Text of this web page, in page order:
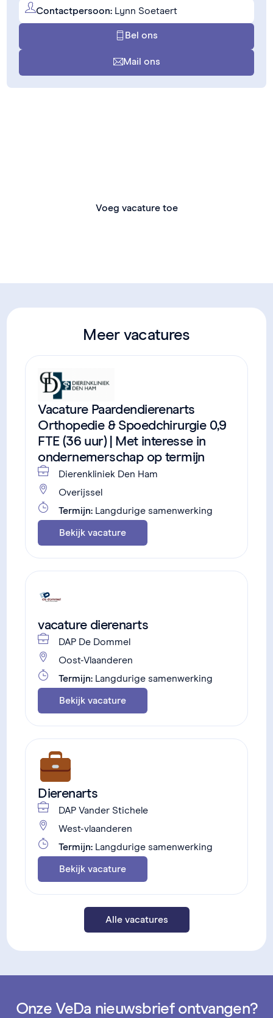
Contactpersoon: Lynn Soetaert
Bel ons
Mail ons
Voeg vacature toe
Meer vacatures
Vacature Paardendierenarts
Orthopedie & Spoedchirurgie 0,9
FTE (36 uur) | Met interesse in
ondernemerschap op termijn
Dierenkliniek Den Ham
Overijssel
Termijn: Langdurige samenwerking
Bekijk vacature
vacature dierenarts
DAP De Dommel
Oost-Vlaanderen
Termijn: Langdurige samenwerking
Bekijk vacature
Dierenarts
DAP Vander Stichele
West-vlaanderen
Termijn: Langdurige samenwerking
Bekijk vacature
Alle vacatures
Onze VeDa nieuwsbrief ontvangen?